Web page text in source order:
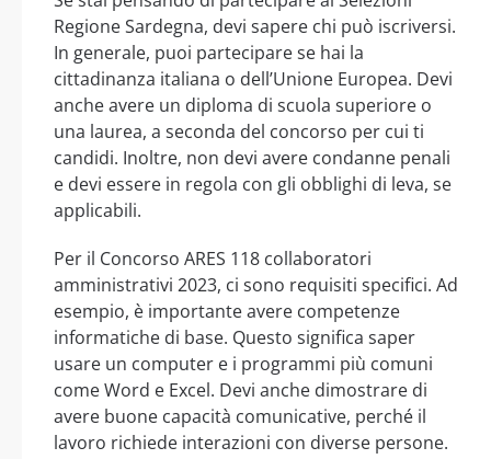
Regione Sardegna, devi sapere chi può iscriversi.
In generale, puoi partecipare se hai la
cittadinanza italiana o dell’Unione Europea. Devi
anche avere un diploma di scuola superiore o
una laurea, a seconda del concorso per cui ti
candidi. Inoltre, non devi avere condanne penali
e devi essere in regola con gli obblighi di leva, se
applicabili.
Per il Concorso ARES 118 collaboratori
amministrativi 2023, ci sono requisiti specifici. Ad
esempio, è importante avere competenze
informatiche di base. Questo significa saper
usare un computer e i programmi più comuni
come Word e Excel. Devi anche dimostrare di
avere buone capacità comunicative, perché il
lavoro richiede interazioni con diverse persone.